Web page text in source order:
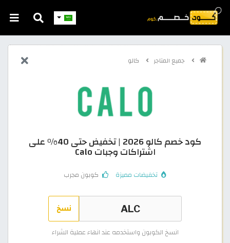
جميع المتاجر كالو
كود خصم كالو 2026 | تخفيض حتى 40% على
اشتراكات وجبات Calo
تخفيضات مميزة كوبون مجرب
نسخ
انسخ الكوبون واستخدمه عند انهاء عملية الشراء